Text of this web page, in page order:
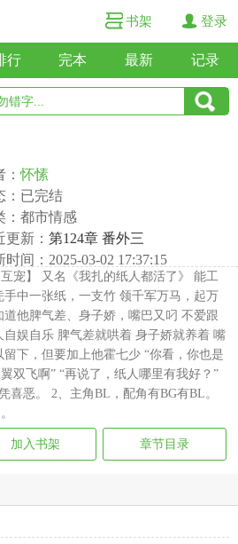
书架 登录
行 完本 最新 记录
：怀愫
：已完结
：都市情感
更新： 第124章 番外三
时间：2025-03-02 17:37:15
互宠】 又名《我扎的纸人都活了》 能工
中一张纸，一支竹 领千军万马，起万
他脾气差、身子娇，嘴巴又叼 不爱跟
娱自乐 脾气差就哄着 身子娇就养着 嘴
下，但要加上他霍七少 “你看，你也是
双飞啊” “再说了，纸人哪里有我好？”
喜恶。 2、主角BL，配角有BG有BL。
加入书架 章节目录